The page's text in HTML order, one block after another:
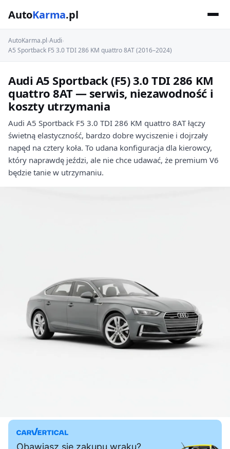
AutoKarma.pl
AutoKarma.pl›Audi›
A5 Sportback F5 3.0 TDI 286 KM quattro 8AT (2016–2024)
Audi A5 Sportback (F5) 3.0 TDI 286 KM
quattro 8AT — serwis, niezawodność i
koszty utrzymania
Audi A5 Sportback F5 3.0 TDI 286 KM quattro 8AT łączy
świetną elastyczność, bardzo dobre wyciszenie i dojrzały
napęd na cztery koła. To udana konfiguracja dla kierowcy,
który naprawdę jeździ, ale nie chce udawać, że premium V6
będzie tanie w utrzymaniu.